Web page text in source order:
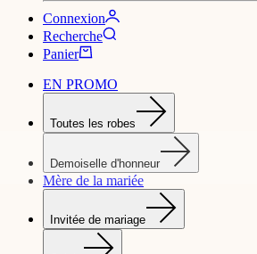
Connexion
Recherche
Panier
EN PROMO
Toutes les robes
Demoiselle d'honneur
Mère de la mariée
Invitée de mariage